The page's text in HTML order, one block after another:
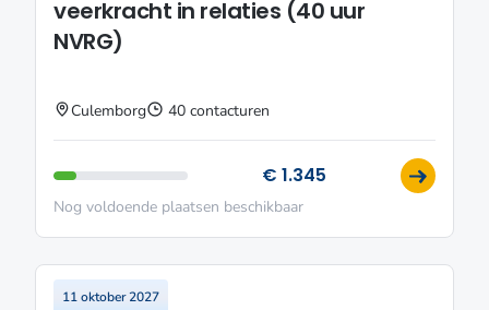
veerkracht in relaties (40 uur
NVRG)
Culemborg 40 contacturen
€ 1.345
Nog voldoende plaatsen beschikbaar
11 oktober 2027